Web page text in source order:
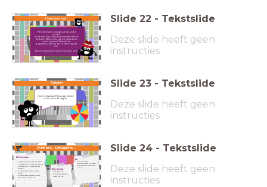
Presenteer jullie journaal aan een ander
tweetal.
Vul de checklist voor elkaar in en geef elkaar
feedback. Willen jullie nog iets aanpassen
aan het journaal? Verander de
programmaplanning dan en oefen nog één
keer.
Wie wil het journaal voor de klas laten zien?
Presenteren maar! Slide 22 - Tekstslide
Deze slide heeft geen
instructies
Evalueren
Hoe is het gegaan? Draai aan het rad
en bespreek de vragen!
Slide 23 - Tekstslide
Deze slide heeft geen
instructies
Wereldoriëntatie
Ik weet wanneer de eerste televisie-
uitzending in Nederland was.
Ik weet dat Philips een belangrijke
rol speelde in de komst van de
televisie.
Ik weet dat Nederland vroeger
verdeeld was in verschillende
zuilen.
Ik weet hoe de televisie door de
jaren heen is veranderd.
Dit kan ik nu ... & Dit weet ik nu ...
Woordenschat
Ik begrijp de
belangrijke woorden
die met de televisie te
maken hebben.
Taal
Ik kan een eigen
journaaluitzending maken
en presenteren over 70 jaar
televisie.
Slide 24 - Tekstslide
Deze slide heeft geen
instructies